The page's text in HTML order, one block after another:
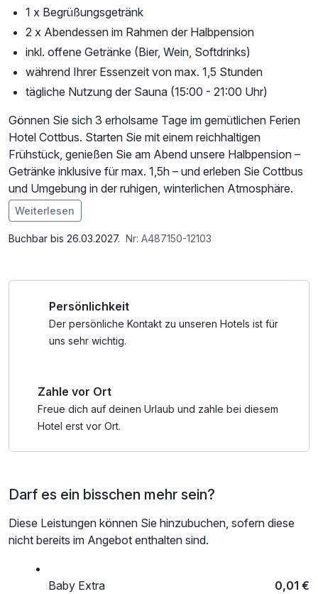
1 x Begrüßungsgetränk
2 x Abendessen im Rahmen der Halbpension
inkl. offene Getränke (Bier, Wein, Softdrinks)
während Ihrer Essenzeit von max. 1,5 Stunden
tägliche Nutzung der Sauna (15:00 - 21:00 Uhr)
Gönnen Sie sich 3 erholsame Tage im gemütlichen Ferien
Hotel Cottbus. Starten Sie mit einem reichhaltigen
Frühstück, genießen Sie am Abend unsere Halbpension –
Getränke inklusive für max. 1,5h – und erleben Sie Cottbus
und Umgebung in der ruhigen, winterlichen Atmosphäre.
Im Angebot enthalten
W-LAN Nutzung / Internetnutzung
Weiterlesen
Buchbar bis 26.03.2027. Nr: A487150-12103
Persönlichkeit
Der persönliche Kontakt zu unseren Hotels ist für
uns sehr wichtig.
Zahle vor Ort
Freue dich auf deinen Urlaub und zahle bei diesem
Hotel erst vor Ort.
Darf es ein bisschen mehr sein?
Diese Leistungen können Sie hinzubuchen, sofern diese
nicht bereits im Angebot enthalten sind.
Baby Extra 0,01 €